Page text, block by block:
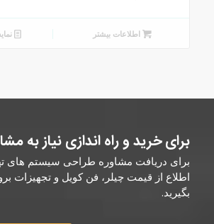
اطلاعات بیشتر
برای خرید و راه اندازی نیاز به
برای دریافت مشاوره طراحی سیستم های
اطلاع از قیمت چیلر، فن کویل و تجهیزات
بگیرید.